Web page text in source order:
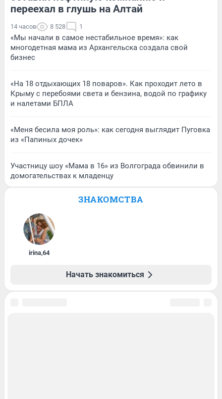
переехал в глушь на Алтай
14 часов 8 528 1
«Мы начали в самое нестабильное время»: как
многодетная мама из Архангельска создала свой
бизнес
«На 18 отдыхающих 18 поваров». Как проходит лето в
Крыму с перебоями света и бензина, водой по графику
и налетами БПЛА
«Меня бесила моя роль»: как сегодня выглядит Пуговка
из «Папиных дочек»
Участницу шоу «Мама в 16» из Волгограда обвинили в
домогательствах к младенцу
ЗНАКОМСТВА
irina,64
Начать знакомиться